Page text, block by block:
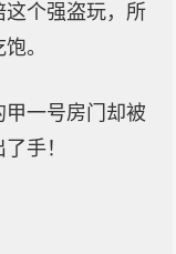
个强盗玩，所
。
一号房门却被
手！